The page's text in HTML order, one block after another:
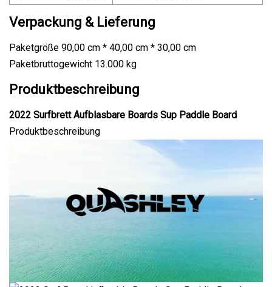
Verpackung & Lieferung
Paketgröße 90,00 cm * 40,00 cm * 30,00 cm
Paketbruttogewicht 13.000 kg
Produktbeschreibung
2022 Surfbrett Aufblasbare Boards Sup Paddle Board
Produktbeschreibung